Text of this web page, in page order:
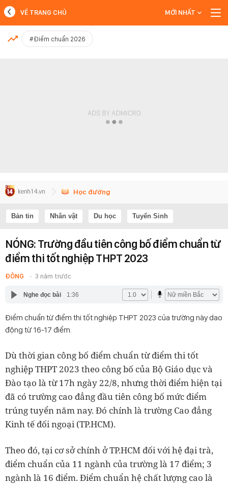
MỚI NHẤT
VỀ TRANG CHỦ MỚI NHẤT
#Điểm chuẩn 2026
Học đường
Bản tin Nhân vật Du học Tuyển Sinh
NÓNG: Trường đầu tiên công bố điểm chuẩn từ
điểm thi tốt nghiệp THPT 2023
ĐÔNG 3 năm trước
Nghe đọc bài 1:36
Điểm chuẩn từ điểm thi tốt nghiệp THPT 2023 của trường này dao
động từ 16-17 điểm.
Dù thời gian công bố điểm chuẩn từ điểm thi tốt
nghiệp THPT 2023 theo công bố của Bộ Giáo dục và
Đào tạo là từ 17h ngày 22/8, nhưng thời điểm hiện tại
đã có trường cao đẳng đầu tiên công bố mức điểm
trúng tuyển năm nay. Đó chính là trường Cao đẳng
Kinh tế đối ngoại (TP.HCM).
Theo đó, tại cơ sở chính ở TP.HCM đối với hệ đại trà,
điểm chuẩn của 11 ngành của trường là 17 điểm; 3
ngành là 16 điểm. Điểm chuẩn hệ chất lượng cao là